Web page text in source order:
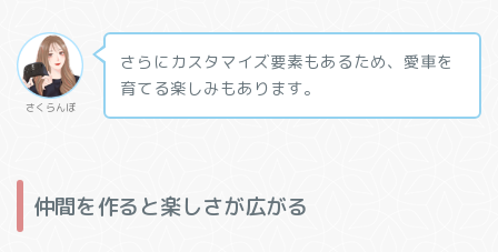
さくらんぼ
さらにカスタマイズ要素もあるため、愛車を
育てる楽しみもあります。
仲間を作ると楽しさが広がる